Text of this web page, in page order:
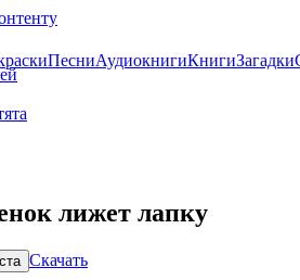
ПесниАудиокнигиКнигиЗагадки
лижет лапку
Скачать